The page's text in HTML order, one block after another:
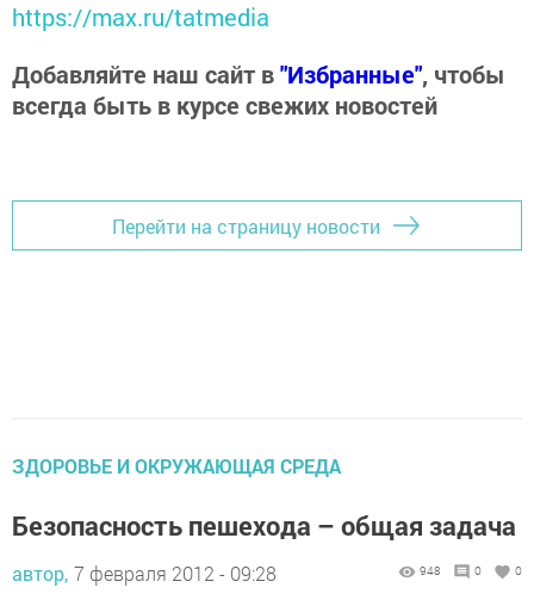
https://max.ru/tatmedia
Добавляйте наш сайт в"Избранные", чтобы
всегда быть в курсе свежих новостей
Перейти на страницу новости
ЗДОРОВЬЕ И ОКРУЖАЮЩАЯ СРЕДА
Безопасность пешехода – общая задача
автор, 7 февраля 2012 - 09:28 948 0 0